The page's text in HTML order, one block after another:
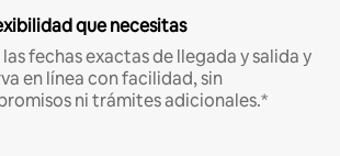
que necesitas
las fechas exactas de llegada y salida y
en línea con facilidad, sin
ni trámites adicionales.*